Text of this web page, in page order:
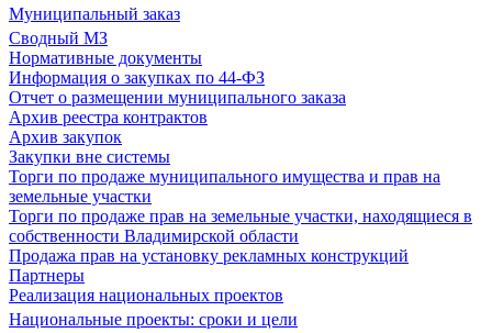
Муниципальный заказ
Сводный МЗ
Нормативные документы
Информация о закупках по 44-ФЗ
Отчет о размещении муниципального заказа
Архив реестра контрактов
Архив закупок
Закупки вне системы
Торги по продаже муниципального имущества и прав на
земельные участки
Торги по продаже прав на земельные участки, находящиеся в
собственности Владимирской области
Продажа прав на установку рекламных конструкций
Партнеры
Реализация национальных проектов
Национальные проекты: сроки и цели